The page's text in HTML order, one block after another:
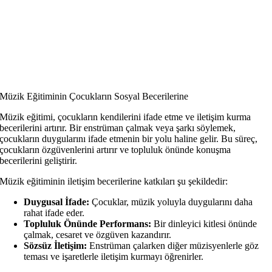
Müzik Eğitiminin Çocukların Sosyal Becerilerine
Müzik eğitimi, çocukların kendilerini ifade etme ve iletişim kurma
becerilerini artırır. Bir enstrüman çalmak veya şarkı söylemek,
çocukların duygularını ifade etmenin bir yolu haline gelir. Bu süreç,
çocukların özgüvenlerini artırır ve topluluk önünde konuşma
becerilerini geliştirir.
Müzik eğitiminin iletişim becerilerine katkıları şu şekildedir:
Duygusal İfade: Çocuklar, müzik yoluyla duygularını daha
rahat ifade eder.
Topluluk Önünde Performans: Bir dinleyici kitlesi önünde
çalmak, cesaret ve özgüven kazandırır.
Sözsüz İletişim: Enstrüman çalarken diğer müzisyenlerle göz
teması ve işaretlerle iletişim kurmayı öğrenirler.